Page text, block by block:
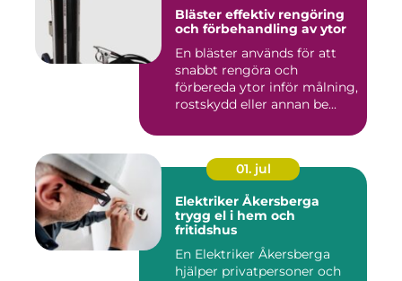
Bläster effektiv rengöring
och förbehandling av ytor
En bläster används för att
snabbt rengöra och
förbereda ytor inför målning,
rostskydd eller annan be...
01. jul
Elektriker Åkersberga
trygg el i hem och
fritidshus
En Elektriker Åkersberga
hjälper privatpersoner och